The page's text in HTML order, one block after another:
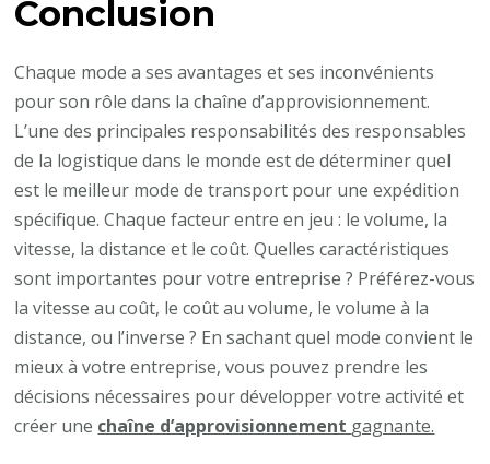
Conclusion
Chaque mode a ses avantages et ses inconvénients
pour son rôle dans la chaîne d’approvisionnement.
L’une des principales responsabilités des responsables
de la logistique dans le monde est de déterminer quel
est le meilleur mode de transport pour une expédition
spécifique. Chaque facteur entre en jeu : le volume, la
vitesse, la distance et le coût. Quelles caractéristiques
sont importantes pour votre entreprise ? Préférez-vous
la vitesse au coût, le coût au volume, le volume à la
distance, ou l’inverse ? En sachant quel mode convient le
mieux à votre entreprise, vous pouvez prendre les
décisions nécessaires pour développer votre activité et
créer une chaîne d’approvisionnement gagnante.